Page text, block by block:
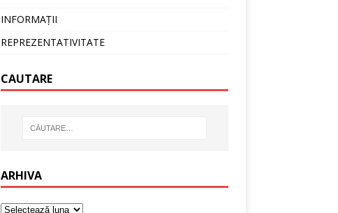
INFORMAȚII
REPREZENTATIVITATE
CAUTARE
ARHIVA